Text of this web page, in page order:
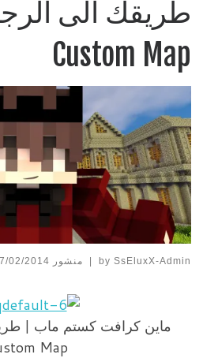
Custom Map
by SsEluxX-Admin
| منشور 02/2014
Map